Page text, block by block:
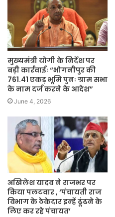
मुख्यमंत्री योगी के निर्देश पर
बड़ी कार्रवाईः “भोगनीपुर की
761.41 एकड़ भूमि पुनः ग्राम सभा
के नाम दर्ज करने के आदेश”
June 4, 2026
अखिलेश यादव ने राजभर पर
किया पलटवार , ‘पंचायती राज
विभाग के ठेकेदार इन्‍हें ढूंढने के
लिए कर रहे पंचायत’